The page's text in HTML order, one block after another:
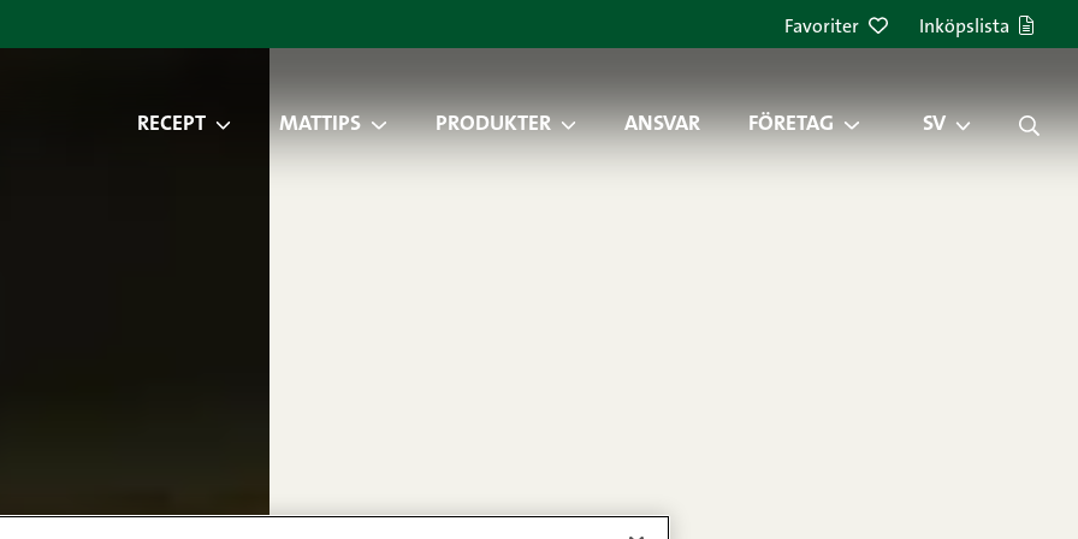
Favoriter Inköpslista
RECEPT MATTIPS PRODUKTER ANSVAR FÖRETAG SV